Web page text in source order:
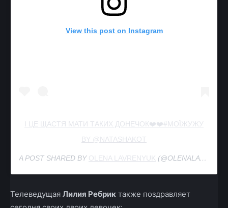
View this post on Instagram
І ЦЕ ЩАСТЯ МАТИ ТАКИХ ДОНЕЧОК❤️❤️#МОЇЖУЖУ
BY @NATASHAKOT
A POST SHARED BY OLENA LAVRENYUK (@OLENALAVRENYUK) ON
Телеведущая Лилия Ребрик также поздравляет